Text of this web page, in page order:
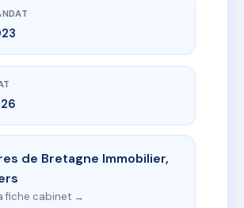
de Bretagne Immobilier,
fiche cabinet →